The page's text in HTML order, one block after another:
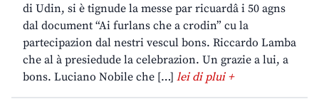
di Udin, si è tignude la messe par ricuardâ i 50 agns
dal document “Ai furlans che a crodin” cu la
partecipazion dal nestri vescul bons. Riccardo Lamba
che al à presiedude la celebrazion. Un grazie a lui, a
bons. Luciano Nobile che […] lei di plui +